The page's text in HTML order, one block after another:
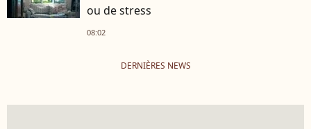
ou de stress
08:02
DERNIÈRES NEWS